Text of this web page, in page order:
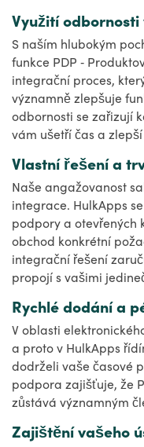
Využití
S naším hlubokým
funkce PDP ‑
integrační proces,
významně zlepšuje
odbornosti se zařizují
vám ušetří čas a
Vlastní řešení a
Naše angažovanost
integrace. HulkApps
podpory a otevřených
obchod konkrétní
integrační řešení
propojí s vašimi
Rychlé dodání a
V oblasti
a proto v HulkApps
dodrželi vaše časové
podpora zajišťuje, že
zůstává významným
Zajištění vašeho